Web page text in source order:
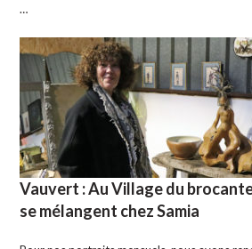
…
Vauvert : Au Village du
se mélangent chez Samia